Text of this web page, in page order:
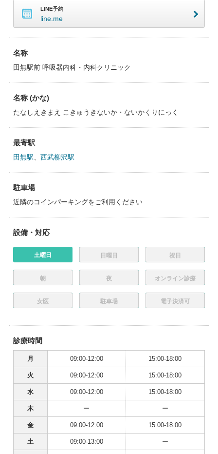
LINE予約
line.me
名称
田無駅前 呼吸器内科・内科クリニック
名称 (かな)
たなしえきまえ こきゅうきないか・ないかくりにっく
最寄駅
田無駅 西武柳沢駅
駐車場
近隣のコインパーキングをご利用ください
設備・対応
土曜日 日曜日 祝日
朝 夜 オンライン診療
女医 駐車場 電子決済可
診療時間
月 09:00-12:00 15:00-18:00
火 09:00-12:00 15:00-18:00
水 09:00-12:00 15:00-18:00
木 ー ー
金 09:00-12:00 15:00-18:00
土 09:00-13:00 ー